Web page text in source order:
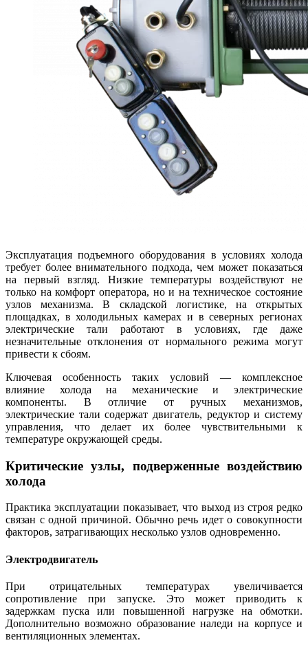
Эксплуатация подъемного оборудования в условиях холода
требует более внимательного подхода, чем может показаться
на первый взгляд. Низкие температуры воздействуют не
только на комфорт оператора, но и на техническое состояние
узлов механизма. В складской логистике, на открытых
площадках, в холодильных камерах и в северных регионах
электрические тали работают в условиях, где даже
незначительные отклонения от нормального режима могут
привести к сбоям.
Ключевая особенность таких условий — комплексное
влияние холода на механические и электрические
компоненты. В отличие от ручных механизмов,
электрические тали содержат двигатель, редуктор и систему
управления, что делает их более чувствительными к
температуре окружающей среды.
Критические узлы, подверженные воздействию
холода
Практика эксплуатации показывает, что выход из строя редко
связан с одной причиной. Обычно речь идет о совокупности
факторов, затрагивающих несколько узлов одновременно.
Электродвигатель
При отрицательных температурах увеличивается
сопротивление при запуске. Это может приводить к
задержкам пуска или повышенной нагрузке на обмотки.
Дополнительно возможно образование наледи на корпусе и
вентиляционных элементах.